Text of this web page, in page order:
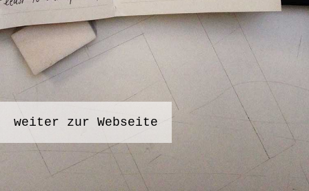
weiter zur Webseite